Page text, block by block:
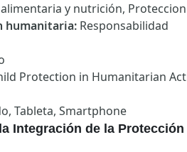
y nutrición, Proteccion
humanitaria: Responsabilidad
Protection in Humanitarian
Tableta, Smartphone
Integración de la